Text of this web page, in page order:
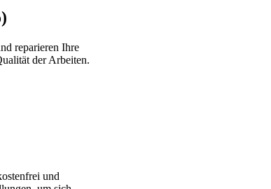
reparieren Ihre
der Arbeiten.
und